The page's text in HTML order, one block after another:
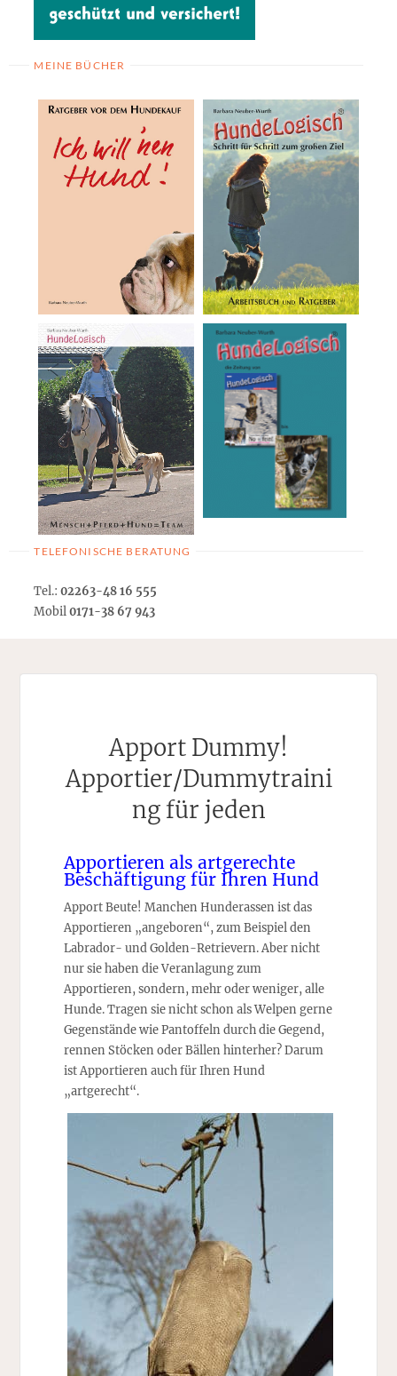
MEINE BÜCHER
TELEFONISCHE BERATUNG
Tel.:02263-48 16 555
Mobil0171-38 67 943
Apport Dummy!
Apportier/Dummytraini
ng für jeden
Apportieren als artgerechte
Beschäftigung für Ihren Hund
Apport Beute! Manchen Hunderassen ist das
Apportieren „angeboren“, zum Beispiel den
Labrador- und Golden-Retrievern. Aber nicht
nur sie haben die Veranlagung zum
Apportieren, sondern, mehr oder weniger, alle
Hunde. Tragen sie nicht schon als Welpen gerne
Gegenstände wie Pantoffeln durch die Gegend,
rennen Stöcken oder Bällen hinterher? Darum
ist Apportieren auch für Ihren Hund
„artgerecht“.